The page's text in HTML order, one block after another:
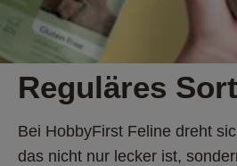
Reguläres
Bei HobbyFirst Feline dreht
das nicht nur lecker ist,